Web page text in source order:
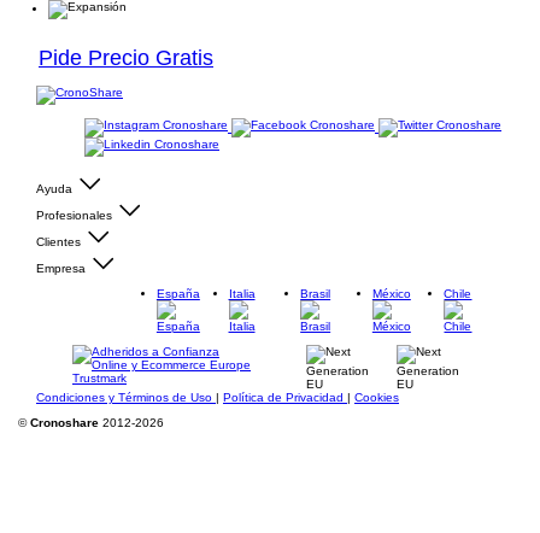
Pide Precio Gratis
Ayuda
Profesionales
Clientes
Empresa
España
Italia Brasil México Chile
Condiciones y Términos de Uso | Política de Privacidad | Cookies
©Cronoshare 2012-2026